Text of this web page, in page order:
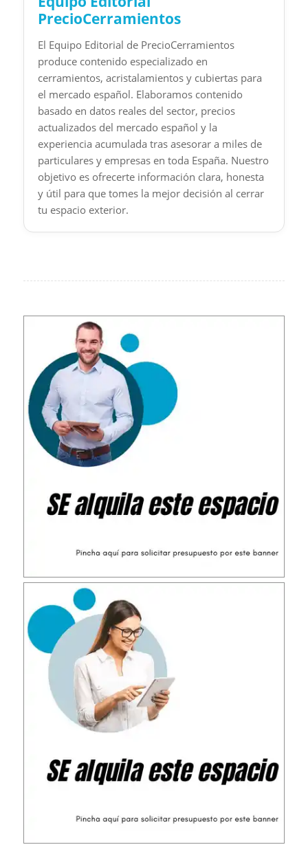
PrecioCerramientos
El Equipo Editorial de PrecioCerramientos
produce contenido especializado en
cerramientos, acristalamientos y cubiertas para
el mercado español. Elaboramos contenido
basado en datos reales del sector, precios
actualizados del mercado español y la
experiencia acumulada tras asesorar a miles de
particulares y empresas en toda España. Nuestro
objetivo es ofrecerte información clara, honesta
y útil para que tomes la mejor decisión al cerrar
tu espacio exterior.